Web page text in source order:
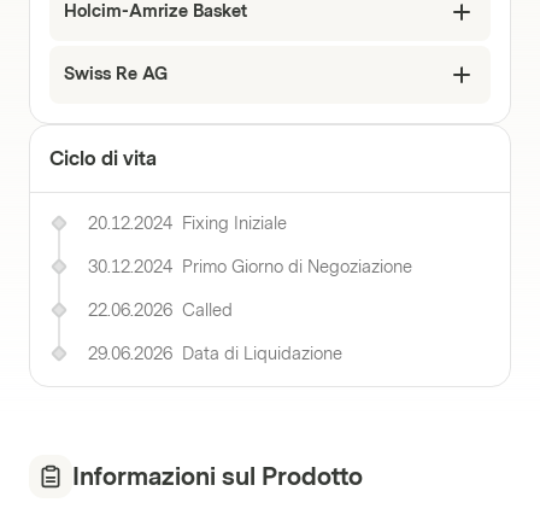
Holcim-Amrize Basket
Swiss Re AG
Ciclo di vita
20.12.2024 Fixing Iniziale
30.12.2024 Primo Giorno di Negoziazione
22.06.2026 Called
29.06.2026 Data di Liquidazione
Informazioni sul Prodotto